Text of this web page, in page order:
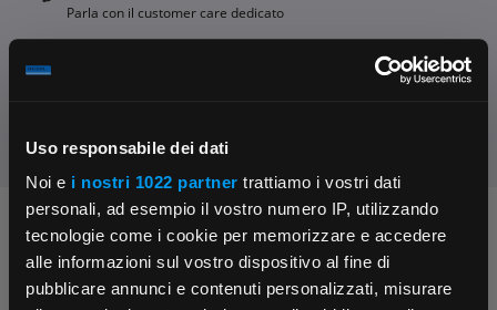
Uso responsabile dei dati
Noi e i nostri 1022 partner trattiamo i vostri dati
personali, ad esempio il vostro numero IP, utilizzando
tecnologie come i cookie per memorizzare e accedere
alle informazioni sul vostro dispositivo al fine di
pubblicare annunci e contenuti personalizzati, misurare
Parla con il customer care dedicato
Condividi:
Chiedi ai nostri tecnici